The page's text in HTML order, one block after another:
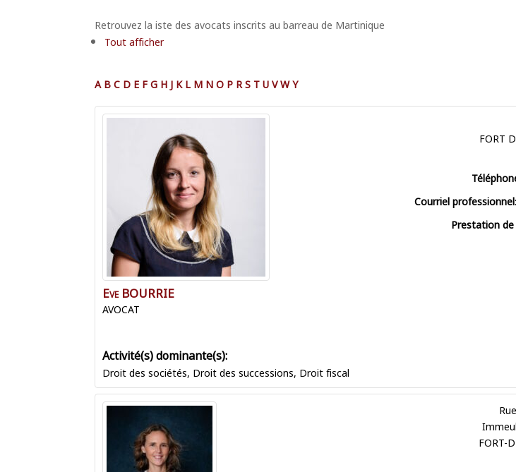
Retrouvez la iste des avocats inscrits au barreau de Martinique
Tout afficher
ABC D E FG H J KL M NO P RS TUVWY
EveBOURRIE
AVOCAT
FORT
Courriel professionnel:
Prestation
Droit des sociétés, Droit des successions, Droit fiscal
FORT-